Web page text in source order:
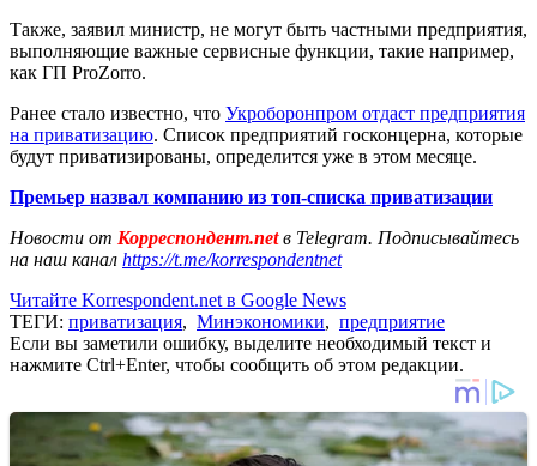
Также, заявил министр, не могут быть частными предприятия,
выполняющие важные сервисные функции, такие например,
как ГП ProZorro.
Ранее стало известно, что Укроборонпром отдаст предприятия
на приватизацию. Список предприятий госконцерна, которые
будут приватизированы, определится уже в этом месяце.
Премьер назвал компанию из топ-списка приватизации
Новости от Корреспондент.netв Telegram. Подписывайтесь
на наш канал https://t.me/korrespondentnet
Читайте Korrespondent.net в Google News
ТЕГИ: приватизация, Минэкономики, предприятие
Если вы заметили ошибку, выделите необходимый текст и
нажмите Ctrl+Enter, чтобы сообщить об этом редакции.